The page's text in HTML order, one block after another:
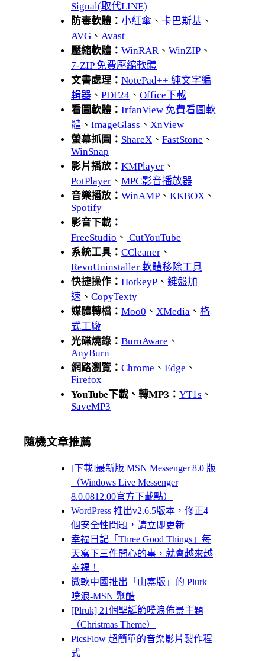
Signal(取代LINE)
防毒軟體： 小紅傘 、 卡巴斯基 、
AVG 、 Avast
壓縮軟體： WinRAR、 WinZIP 、
7-ZIP 免費壓縮軟體
文書處理： NotePad++ 純文字編
輯器 、 PDF24 、 Office下載
看圖軟體： IrfanView 免費看圖軟
體 、 ImageGlass 、 XnView
螢幕抓圖： ShareX 、 FastStone 、
WinSnap
影片播放： KMPlayer 、
PotPlayer 、 MPC影音播放器
音樂播放： WinAMP 、 KKBOX 、
Spotify
影音下載：
FreeStudio 、 CutYouTube
系統工具： CCleaner 、
RevoUninstaller 軟體移除工具
快捷操作： HotkeyP 、 鍵盤加
速 、 CopyTexty
媒體轉檔： Moo0 、 XMedia 、 格
式工廠
光碟燒錄： BurnAware 、
AnyBurn
網路瀏覽： Chrome 、 Edge 、
Firefox
YouTube下載、轉MP3： YT1s 、
SaveMP3
隨機文章推薦
[下載]最新版 MSN Messenger 8.0 版
（Windows Live Messenger
8.0.0812.00官方下載點）
WordPress 推出v2.6.5版本，修正4
個安全性問題，請立即更新
幸福日記「Three Good Things」每
天寫下三件開心的事，就會越來越
幸福！
微軟中國推出「山寨版」的 Plurk
噗浪-MSN 聚酷
[Plruk] 21個聖誕節噗浪佈景主題
（Christmas Theme）
PicsFlow 超簡單的音樂影片製作程
式